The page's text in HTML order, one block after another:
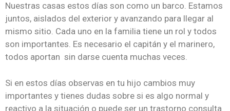
Nuestras casas estos días son como un barco. Estamos
juntos, aislados del exterior y avanzando para llegar al
mismo sitio. Cada uno en la familia tiene un rol y todos
son importantes. Es necesario el capitán y el marinero,
todos aportan sin darse cuenta muchas veces.
Si en estos días observas en tu hijo cambios muy
importantes y tienes dudas sobre si es algo normal y
reactivo a la situación o puede ser un trastorno consulta